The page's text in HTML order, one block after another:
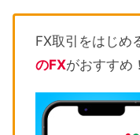
FX取引をはじめ
のFXがおすすめ！